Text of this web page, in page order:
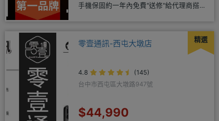
手機保固約一年內免費"送修"給代理商搭
精選
零壹通訊-西屯大墩店
4.8
(145)
台中市西屯區大墩路947號
$44,990